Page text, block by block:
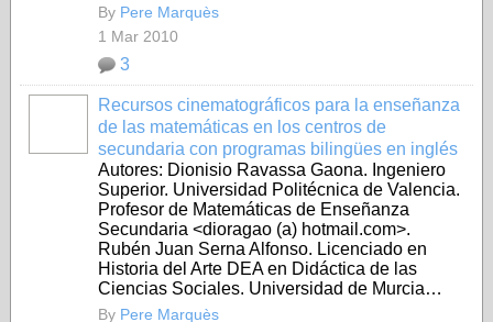
By Pere Marquès
1 Mar 2010
3
Recursos cinematográficos para la enseñanza
de las matemáticas en los centros de
secundaria con programas bilingües en inglés
Autores: Dionisio Ravassa Gaona. Ingeniero
Superior. Universidad Politécnica de Valencia.
Profesor de Matemáticas de Enseñanza
Secundaria <dioragao (a) hotmail.com>.
Rubén Juan Serna Alfonso. Licenciado en
Historia del Arte DEA en Didáctica de las
Ciencias Sociales. Universidad de Murcia…
By Pere Marquès